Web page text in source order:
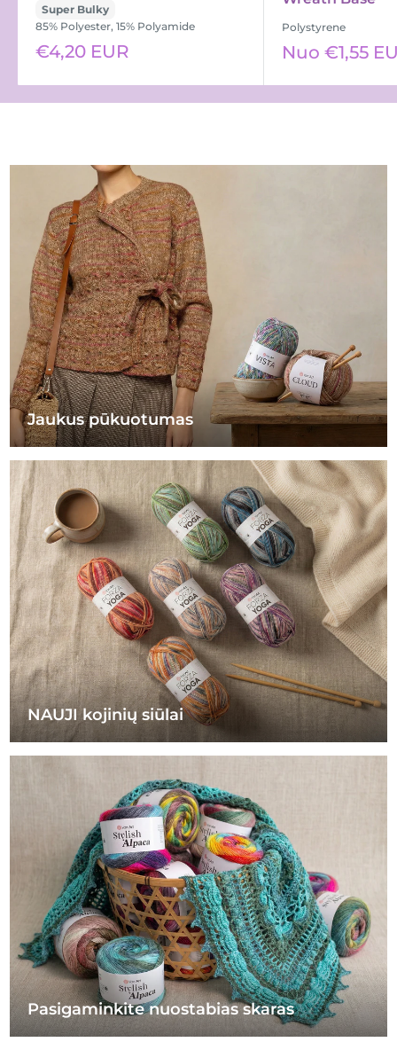
Super Bulky
85% Polyester, 15% Polyamide
Išpardavimo
€4,20 EUR
Polystyrene
Išpardavimo
Nuo €1,55
Jaukus pūkuotumas
NAUJI kojinių siūlai
Pasigaminkite nuostabias skaras